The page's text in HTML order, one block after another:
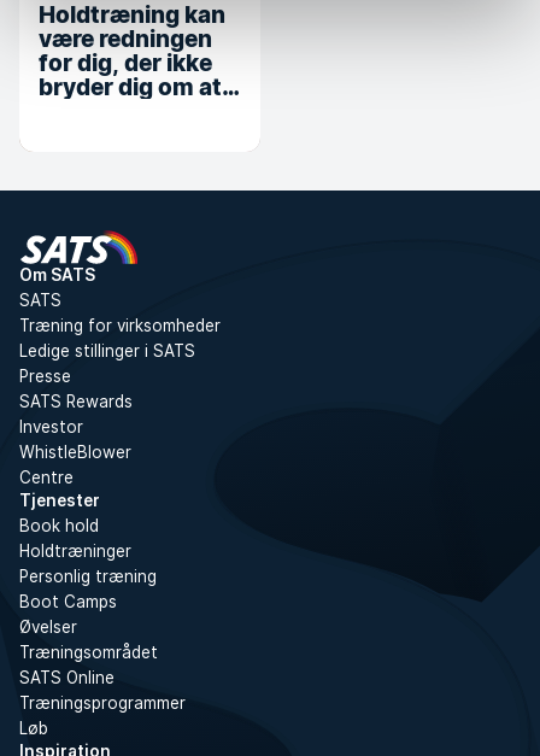
Holdtræning kan
være redningen
for dig, der ikke
bryder dig om at
Om SATS
SATS
Træning for virksomheder
Ledige stillinger i SATS
Presse
SATS Rewards
Investor
WhistleBlower
Centre
Tjenester
Book hold
Holdtræninger
Personlig træning
Boot Camps
Øvelser
Træningsområdet
SATS Online
Træningsprogrammer
Løb
Inspiration